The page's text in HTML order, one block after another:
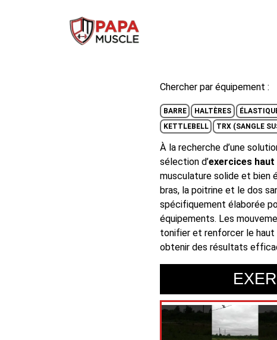
Chercher par équipement :
BARRE HALTÈRES
KETTLEBELL
TRX (SANGLE
À la recherche d’une
sélection d’exercices
musculature solide et bien
bras, la poitrine et le dos
spécifiquement élaborée
équipements. Les
tonifier et renforcer le
obtenir des résultats